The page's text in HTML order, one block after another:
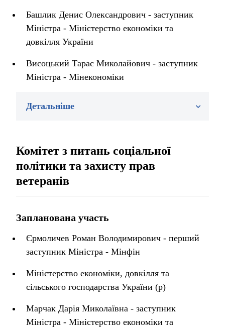
Башлик Денис Олександрович - заступник
Міністра - Міністерство економіки та
довкілля України
Висоцький Тарас Миколайович - заступник
Міністра - Мінекономіки
Детальніше
Комітет з питань соціальної
політики та захисту прав
ветеранів
Запланована участь
Єрмоличев Роман Володимирович - перший
заступник Міністра - Мінфін
Міністерство економіки, довкілля та
сільського господарства України (р)
Марчак Дарія Миколаївна - заступник
Міністра - Міністерство економіки та